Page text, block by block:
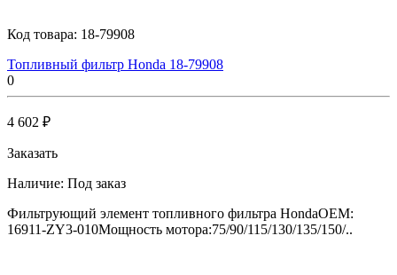
Код товара: 18-79908
Топливный фильтр Honda 18-79908
0
4 602 ₽
Заказать
Наличие: Под заказ
Фильтрующий элемент топливного фильтра HondaOEM:
16911-ZY3-010Мощность мотора:75/90/115/130/135/150/..